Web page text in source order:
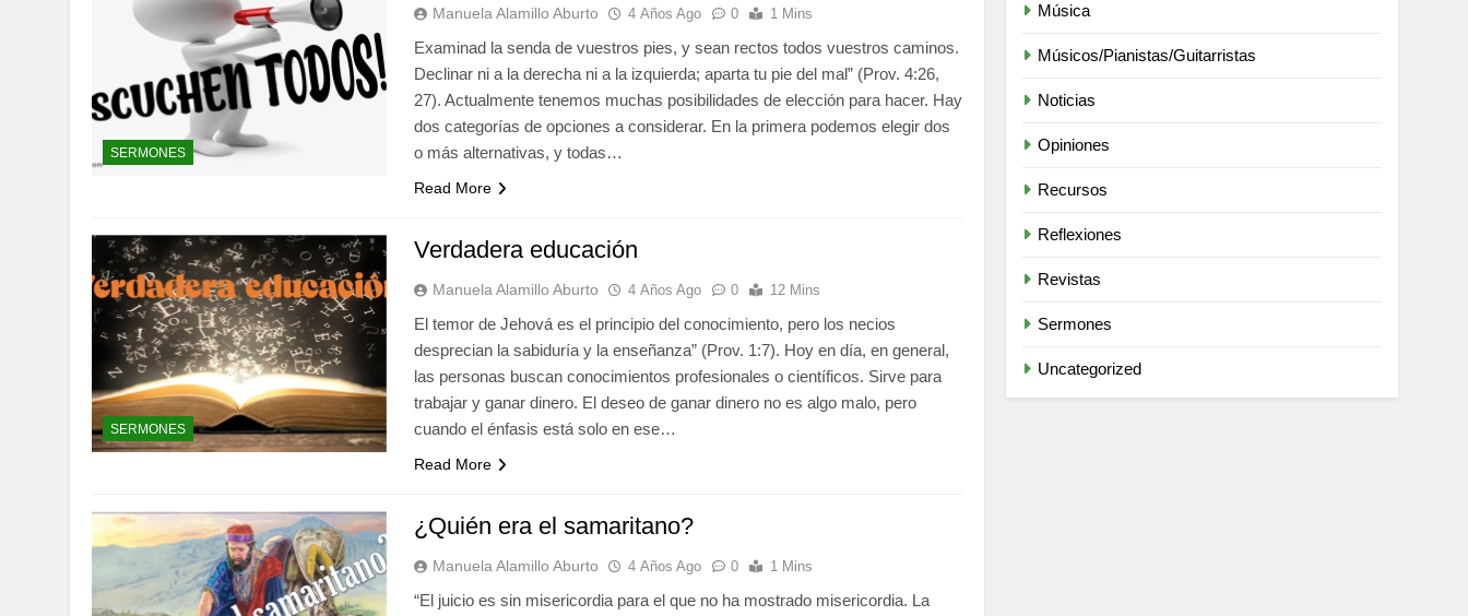
SERMONES
Manuela Alamillo Aburto 4 Años Ago 0 1 Mins
Examinad la senda de vuestros pies, y sean rectos todos vuestros caminos.
Declinar ni a la derecha ni a la izquierda; aparta tu pie del mal” (Prov. 4:26,
27). Actualmente tenemos muchas posibilidades de elección para hacer. Hay
dos categorías de opciones a considerar. En la primera podemos elegir dos
o más alternativas, y todas…
Read More
SERMONES
Verdadera educación
Manuela Alamillo Aburto 4 Años Ago 0 12 Mins
El temor de Jehová es el principio del conocimiento, pero los necios
desprecian la sabiduría y la enseñanza” (Prov. 1:7). Hoy en día, en general,
las personas buscan conocimientos profesionales o científicos. Sirve para
trabajar y ganar dinero. El deseo de ganar dinero no es algo malo, pero
cuando el énfasis está solo en ese…
Read More
¿Quién era el samaritano?
Manuela Alamillo Aburto 4 Años Ago 0 1 Mins
“El juicio es sin misericordia para el que no ha mostrado misericordia. La
Música
Músicos/Pianistas/Guitarristas
Noticias
Opiniones
Recursos
Reflexiones
Revistas
Sermones
Uncategorized